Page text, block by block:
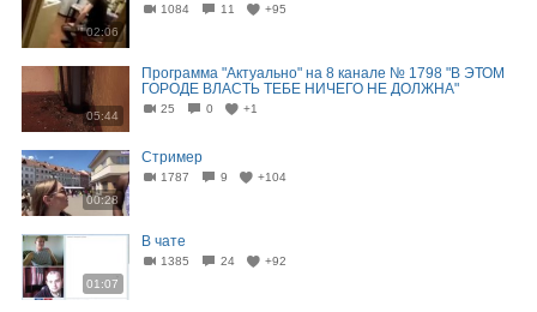
02:06
1084 11 +95
05:44
Программа "Актуально" на 8 канале № 1798 "В ЭТОМ
ГОРОДЕ ВЛАСТЬ ТЕБЕ НИЧЕГО НЕ ДОЛЖНА"
25 0 +1
00:28
Стример
1787 9 +104
01:07
В чате
1385 24 +92